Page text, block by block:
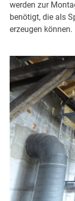
werden zur
benötigt, die als
erzeugen können.